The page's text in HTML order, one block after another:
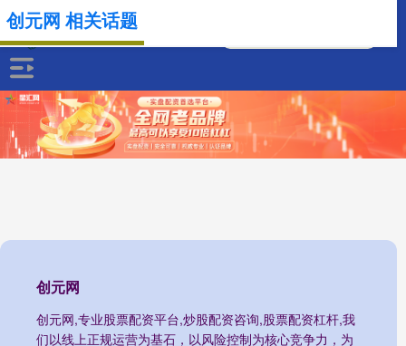
创元网
创元网,专业股票配资平台,炒股配资咨询,股票配资杠杆,我
们以线上正规运营为基石，以风险控制为核心竞争力，为
创元网 相关话题